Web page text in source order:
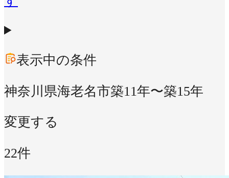
表示中の条件
神奈川県海老名市築11年〜築15年
変更する
22件